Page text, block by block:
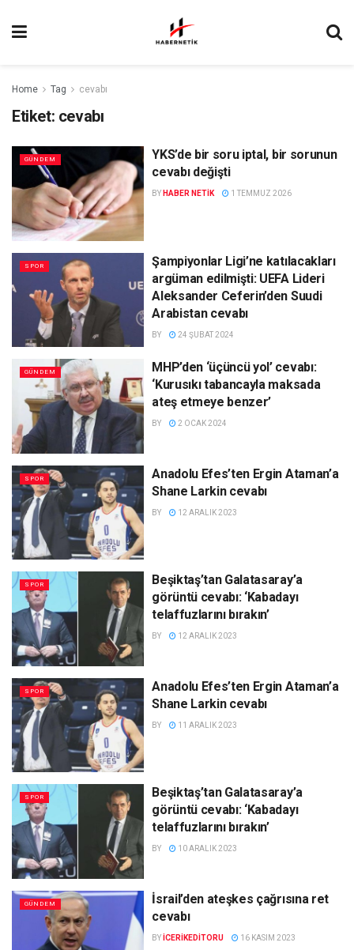
Home Tag cevabı
Etiket: cevabı
GÜNDEM
YKS’de bir soru iptal, bir sorunun
cevabı değişti
BY HABER NETIK 1 TEMMUZ 2026
SPOR
Şampiyonlar Ligi’ne katılacakları
argüman edilmişti: UEFA Lideri
Aleksander Ceferin’den Suudi
Arabistan cevabı
BY 24 ŞUBAT 2024
GÜNDEM
MHP’den ‘üçüncü yol’ cevabı:
‘Kurusıkı tabancayla maksada
ateş etmeye benzer’
BY 2 OCAK 2024
SPOR
Anadolu Efes’ten Ergin Ataman’a
Shane Larkin cevabı
BY 12 ARALIK 2023
SPOR
Beşiktaş’tan Galatasaray’a
görüntü cevabı: ‘Kabadayı
telaffuzlarını bırakın’
BY 12 ARALIK 2023
SPOR
Anadolu Efes’ten Ergin Ataman’a
Shane Larkin cevabı
BY 11 ARALIK 2023
SPOR
Beşiktaş’tan Galatasaray’a
görüntü cevabı: ‘Kabadayı
telaffuzlarını bırakın’
BY 10 ARALIK 2023
GÜNDEM
İsrail’den ateşkes çağrısına ret
cevabı
BYICERIKEDITORU 16 KASIM 2023